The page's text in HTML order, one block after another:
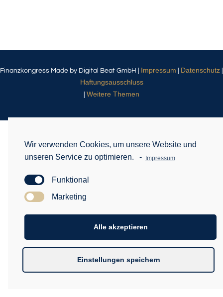
Finanzkongress Made by Digital Beat GmbH | Impressum Datenschutz
Haftungsausschluss
Weitere Themen
Wir verwenden Cookies, um unsere Website und
unseren Service zu optimieren.
- Impressum
Funktional
Marketing
Alle akzeptieren
Einstellungen speichern